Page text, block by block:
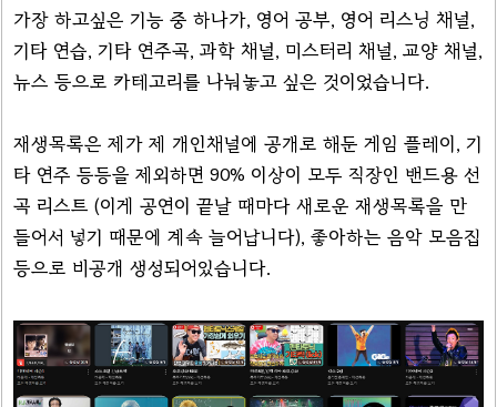
가장 하고싶은 기능 중 하나가, 영어 공부, 영어 리스닝 채널,
기타 연습, 기타 연주곡, 과학 채널, 미스터리 채널, 교양 채널,
뉴스 등으로 카테고리를 나눠놓고 싶은 것이었습니다.
재생목록은 제가 제 개인채널에 공개로 해둔 게임 플레이, 기
타 연주 등등을 제외하면 90% 이상이 모두 직장인 밴드용 선
곡 리스트 (이게 공연이 끝날 때마다 새로운 재생목록을 만
들어서 넣기 때문에 계속 늘어납니다), 좋아하는 음악 모음집
등으로 비공개 생성되어있습니다.